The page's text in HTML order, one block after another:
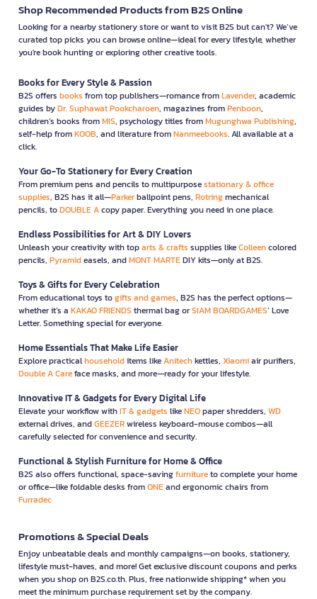
Shop Recommended Products from B2S Online
Looking for a nearby stationery store or want to visit B2S but can't? We’ve
curated top picks you can browse online—ideal for every lifestyle, whether
you're book hunting or exploring other creative tools.
Books for Every Style & Passion
B2S offers books from top publishers—romance fromLavender, academic
guides byDr. Suphawat Pookcharoen, magazines fromPenboon,
children’s books fromMIS, psychology titles fromMugunghwa Publishing,
self-help fromKOOB, and literature fromNanmeebooks. All available at a
click.
Your Go-To Stationery for Every Creation
From premium pens and pencils to multipurposestationary & office
supplies, B2S has it all—Parkerballpoint pens, Rotringmechanical
pencils, toDOUBLE Acopy paper. Everything you need in one place.
Endless Possibilities for Art & DIY Lovers
Unleash your creativity with toparts & crafts supplies likeColleencolored
pencils, Pyramideasels, andMONT MARTEDIY kits—only at B2S.
Toys & Gifts for Every Celebration
From educational toys togifts and games, B2S has the perfect options—
whether it’s a KAKAO FRIENDS thermal bag orSIAM BOARDGAMES’ Love
Letter. Something special for everyone.
Home Essentials That Make Life Easier
Explore practicalhouseholditems likeAnitechkettles, Xiaomiair purifiers,
Double A Careface masks, and more—ready for your lifestyle.
Innovative IT & Gadgets for Every Digital Life
Elevate your workflow withIT & gadgets likeNEOpaper shredders, WD
external drives, andGEEZERwireless keyboard-mouse combos—all
carefully selected for convenience and security.
Functional & Stylish Furniture for Home & Office
B2S also offers functional, space-savingfurnitureto complete your home
or office—like foldable desks fromONEand ergonomic chairs from
Furradec
Promotions & Special Deals
Enjoy unbeatable deals and monthly campaigns—on books, stationery,
lifestyle must-haves, and more! Get exclusive discount coupons and perks
when you shop on B2S.co.th. Plus, free nationwide shipping* when you
meet the minimum purchase requirement set by the company.